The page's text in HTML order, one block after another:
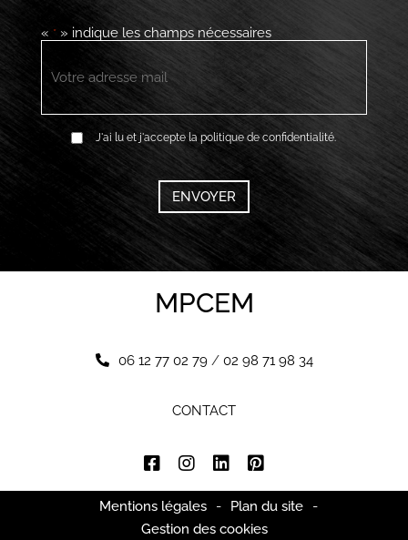
« *» indique les champs nécessaires
E-
RGPD J'ai lu et j'accepte la politique de confidentialité.
CAPTCHA
MPCEM
06 12 77 02 79/ 02 98 71 98 34
CONTACT
Mentions légales - Plan du site
-
Gestion des cookies